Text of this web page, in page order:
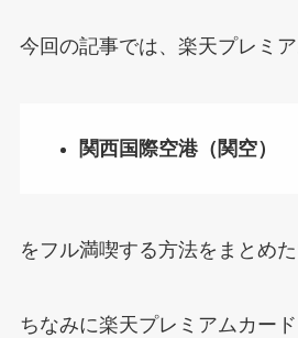
今回の記事では、楽天プレミ
関西国際空港（関空）
をフル満喫する方法をまとめた
ちなみに楽天プレミアムカー